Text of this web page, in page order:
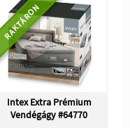
RAKTÁRON
Intex Extra Prémium
Vendégágy #64770